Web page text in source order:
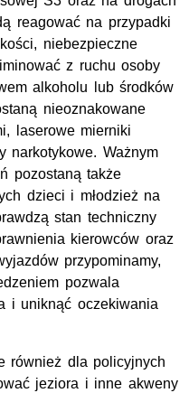
reagować na przypadki
niebezpieczne
z ruchu osoby
alkoholu lub środków
nieoznakowane
laserowe mierniki
narkotykowe. Ważnym
pozostaną także
dzieci i młodzież na
stan techniczny
kierowców oraz
przypominamy,
pozwala
i uniknąć oczekiwania
również dla policyjnych
jeziora i inne akweny